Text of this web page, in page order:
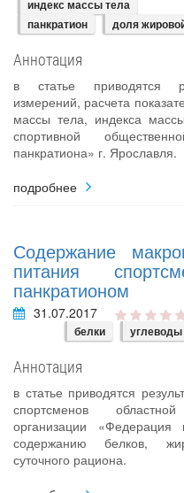
индекс массы тела
панкратион
доля
Аннотация
в статье приводятся
измерений, расчета
массы тела, индекса
спортивной
панкратиона» г. Ярославля.
подробнее
Содержание
питания
панкратионом
31.07.2017
белки углеводы
Аннотация
в статье приводятся
спортсменов
организации
содержанию белков,
суточного рациона.